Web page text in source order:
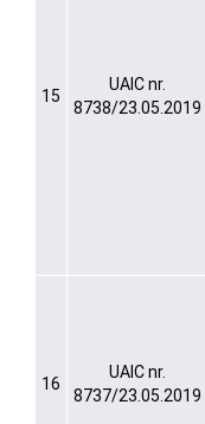
15
UAIC nr.
8738/23.05.2019
16
UAIC nr.
8737/23.05.2019